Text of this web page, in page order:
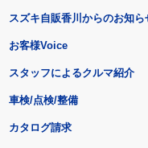
スズキ自販香川からのお知ら
お客様Voice
スタッフによるクルマ紹介
車検/点検/整備
カタログ請求